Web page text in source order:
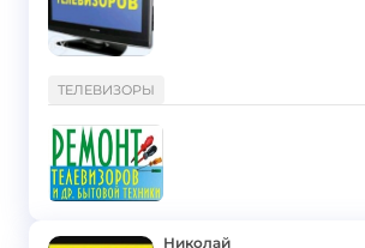
ТЕЛЕВИЗОРЫ
Николай